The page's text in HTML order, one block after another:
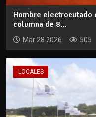
Hombre electrocutado
columna de 8...
Mar 28 2026 505
LOCALES